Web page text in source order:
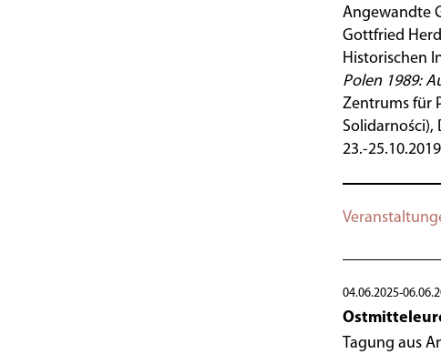
Angewandte
Gottfried
Historischen
Polen 1989:
Zentrums für
Solidarności),
23.-25.10.2019
04.06.2025-
Tagung aus